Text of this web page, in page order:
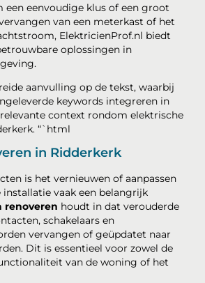
een eenvoudige klus of een groot
van een meterkast of het
ElektricienProf.nl biedt
oplossingen in
aanvulling op de tekst, waarbij
keywords integreren in
context rondom elektrische
“`html
in Ridderkerk
is het vernieuwen of aanpassen
installatie vaak een belangrijk
renoveren houdt in dat verouderde
schakelaars en
vervangen of geüpdatet naar
Dit is essentieel voor zowel de
van de woning of het